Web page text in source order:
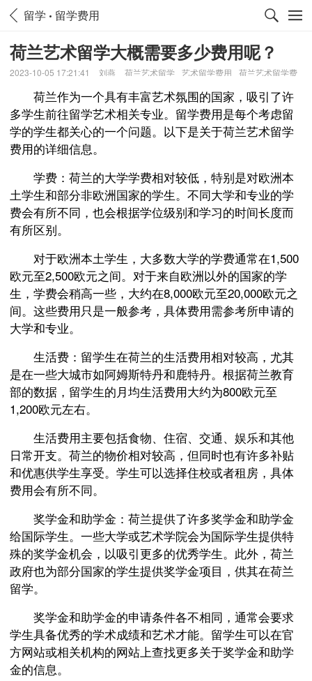
留学 留学费用
荷兰艺术留学大概需要多少费用呢？
2023-10-05 17:21:41 刘燕 荷兰艺术留学 艺术留学费用
荷兰艺术留学费
荷兰作为一个具有丰富艺术氛围的国家，吸引了许
多学生前往留学艺术相关专业。留学费用是每个考虑留
学的学生都关心的一个问题。以下是关于荷兰艺术留学
费用的详细信息。
学费：荷兰的大学学费相对较低，特别是对欧洲本
土学生和部分非欧洲国家的学生。不同大学和专业的学
费会有所不同，也会根据学位级别和学习的时间长度而
有所区别。
对于欧洲本土学生，大多数大学的学费通常在1,500
欧元至2,500欧元之间。对于来自欧洲以外的国家的学
生，学费会稍高一些，大约在8,000欧元至20,000欧元之
间。这些费用只是一般参考，具体费用需参考所申请的
大学和专业。
生活费：留学生在荷兰的生活费用相对较高，尤其
是在一些大城市如阿姆斯特丹和鹿特丹。根据荷兰教育
部的数据，留学生的月均生活费用大约为800欧元至
1,200欧元左右。
生活费用主要包括食物、住宿、交通、娱乐和其他
日常开支。荷兰的物价相对较高，但同时也有许多补贴
和优惠供学生享受。学生可以选择住校或者租房，具体
费用会有所不同。
奖学金和助学金：荷兰提供了许多奖学金和助学金
给国际学生。一些大学或艺术学院会为国际学生提供特
殊的奖学金机会，以吸引更多的优秀学生。此外，荷兰
政府也为部分国家的学生提供奖学金项目，供其在荷兰
留学。
奖学金和助学金的申请条件各不相同，通常会要求
学生具备优秀的学术成绩和艺术才能。留学生可以在官
方网站或相关机构的网站上查找更多关于奖学金和助学
金的信息。